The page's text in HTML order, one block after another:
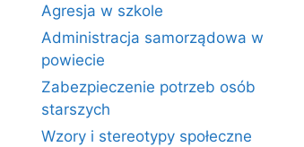
Agresja w szkole
Administracja samorządowa w
powiecie
Zabezpieczenie potrzeb osób
starszych
Wzory i stereotypy społeczne